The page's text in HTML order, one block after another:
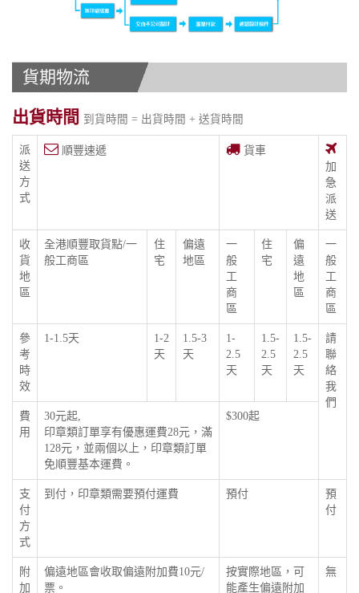
貨期物流
出貨時間 到貨時間 = 出貨時間 + 送貨時間
派
送
方
式
順豐速遞
貨車
加
急
派
送
收
貨
地
區
全港順豐取貨點/一
般工商區
住
宅
偏遠
地區
一
般
工
商
區
住
宅
偏
遠
地
區
一
般
工
商
區
參
考
時
效
1-1.5天
1-2
天
1.5-3
天
1-
2.5
天
1.5-
2.5
天
1.5-
2.5
天
請
聯
絡
我
們
費
用
30元起,
印章類訂單享有優惠運費28元，滿
128元，並兩個以上，印章類訂單
免順豐基本運費。
$300起
支
付
方
式
到付，印章類需要預付運費 預付
預
付
附
加
偏遠地區會收取偏遠附加費10元/
票。
按實際地區，可
能產生偏遠附加
無